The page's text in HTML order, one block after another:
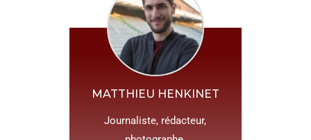
MATTHIEU HENKINET
Journaliste, rédacteur,